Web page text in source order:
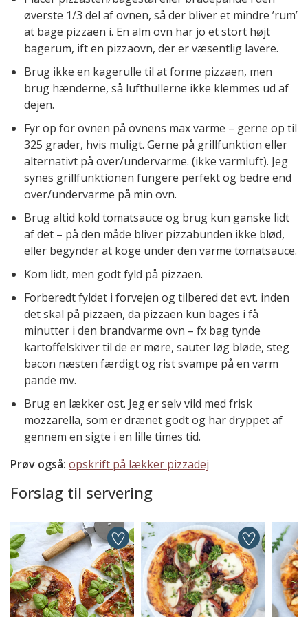
øverste 1/3 del af ovnen, så der bliver et mindre ’rum’
at bage pizzaen i. En alm ovn har jo et stort højt
bagerum, ift en pizzaovn, der er væsentlig lavere.
Brug ikke en kagerulle til at forme pizzaen, men
brug hænderne, så lufthullerne ikke klemmes ud af
dejen.
Fyr op for ovnen på ovnens max varme – gerne op til
325 grader, hvis muligt. Gerne på grillfunktion eller
alternativt på over/undervarme. (ikke varmluft). Jeg
synes grillfunktionen fungere perfekt og bedre end
over/undervarme på min ovn.
Brug altid kold tomatsauce og brug kun ganske lidt
af det – på den måde bliver pizzabunden ikke blød,
eller begynder at koge under den varme tomatsauce.
Kom lidt, men godt fyld på pizzaen.
Forberedt fyldet i forvejen og tilbered det evt. inden
det skal på pizzaen, da pizzaen kun bages i få
minutter i den brandvarme ovn – fx bag tynde
kartoffelskiver til de er møre, sauter løg bløde, steg
bacon næsten færdigt og rist svampe på en varm
pande mv.
Brug en lækker ost. Jeg er selv vild med frisk
mozzarella, som er drænet godt og har dryppet af
gennem en sigte i en lille times tid.
Prøv også: opskrift på lækker pizzadej
Forslag til servering